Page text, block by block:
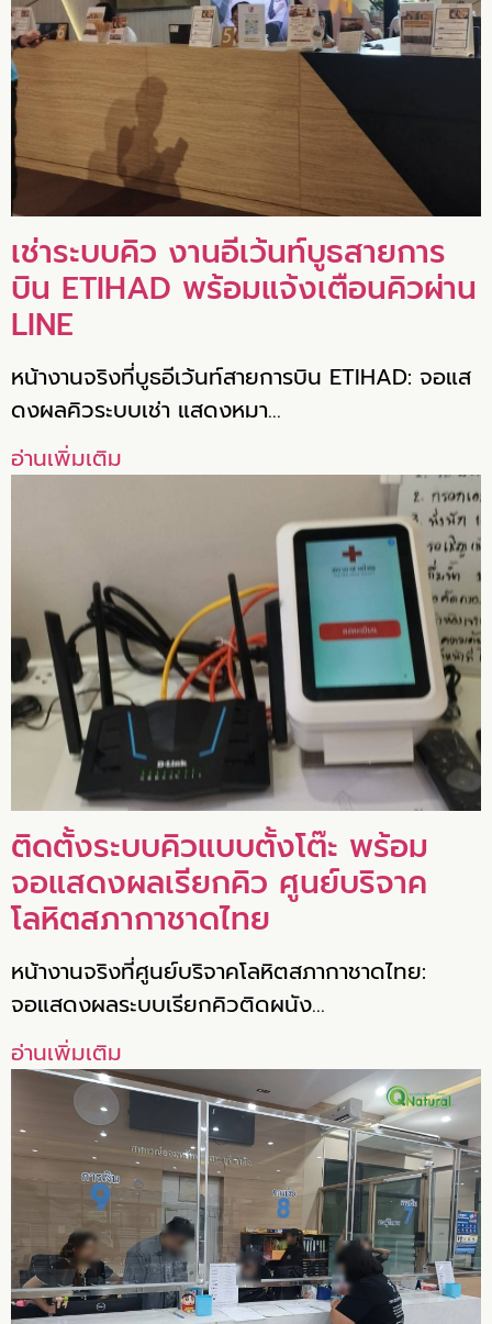
เช่าระบบคิว งานอีเว้นท์บูธสายการ
บิน ETIHAD พร้อมแจ้งเตือนคิวผ่าน
LINE
หน้างานจริงที่บูธอีเว้นท์สายการบิน ETIHAD: จอแส
ดงผลคิวระบบเช่า แสดงหมา…
อ่านเพิ่มเติม
ติดตั้งระบบคิวแบบตั้งโต๊ะ พร้อม
จอแสดงผลเรียกคิว ศูนย์บริจาค
โลหิตสภากาชาดไทย
หน้างานจริงที่ศูนย์บริจาคโลหิตสภากาชาดไทย:
จอแสดงผลระบบเรียกคิวติดผนัง…
อ่านเพิ่มเติม